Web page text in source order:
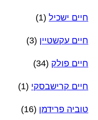
חיים ישכיל (1)
חיים עקשטיין (3)
חיים פולק (34)
חיים קרישבסקי (1)
טוביה פרידמן (16)